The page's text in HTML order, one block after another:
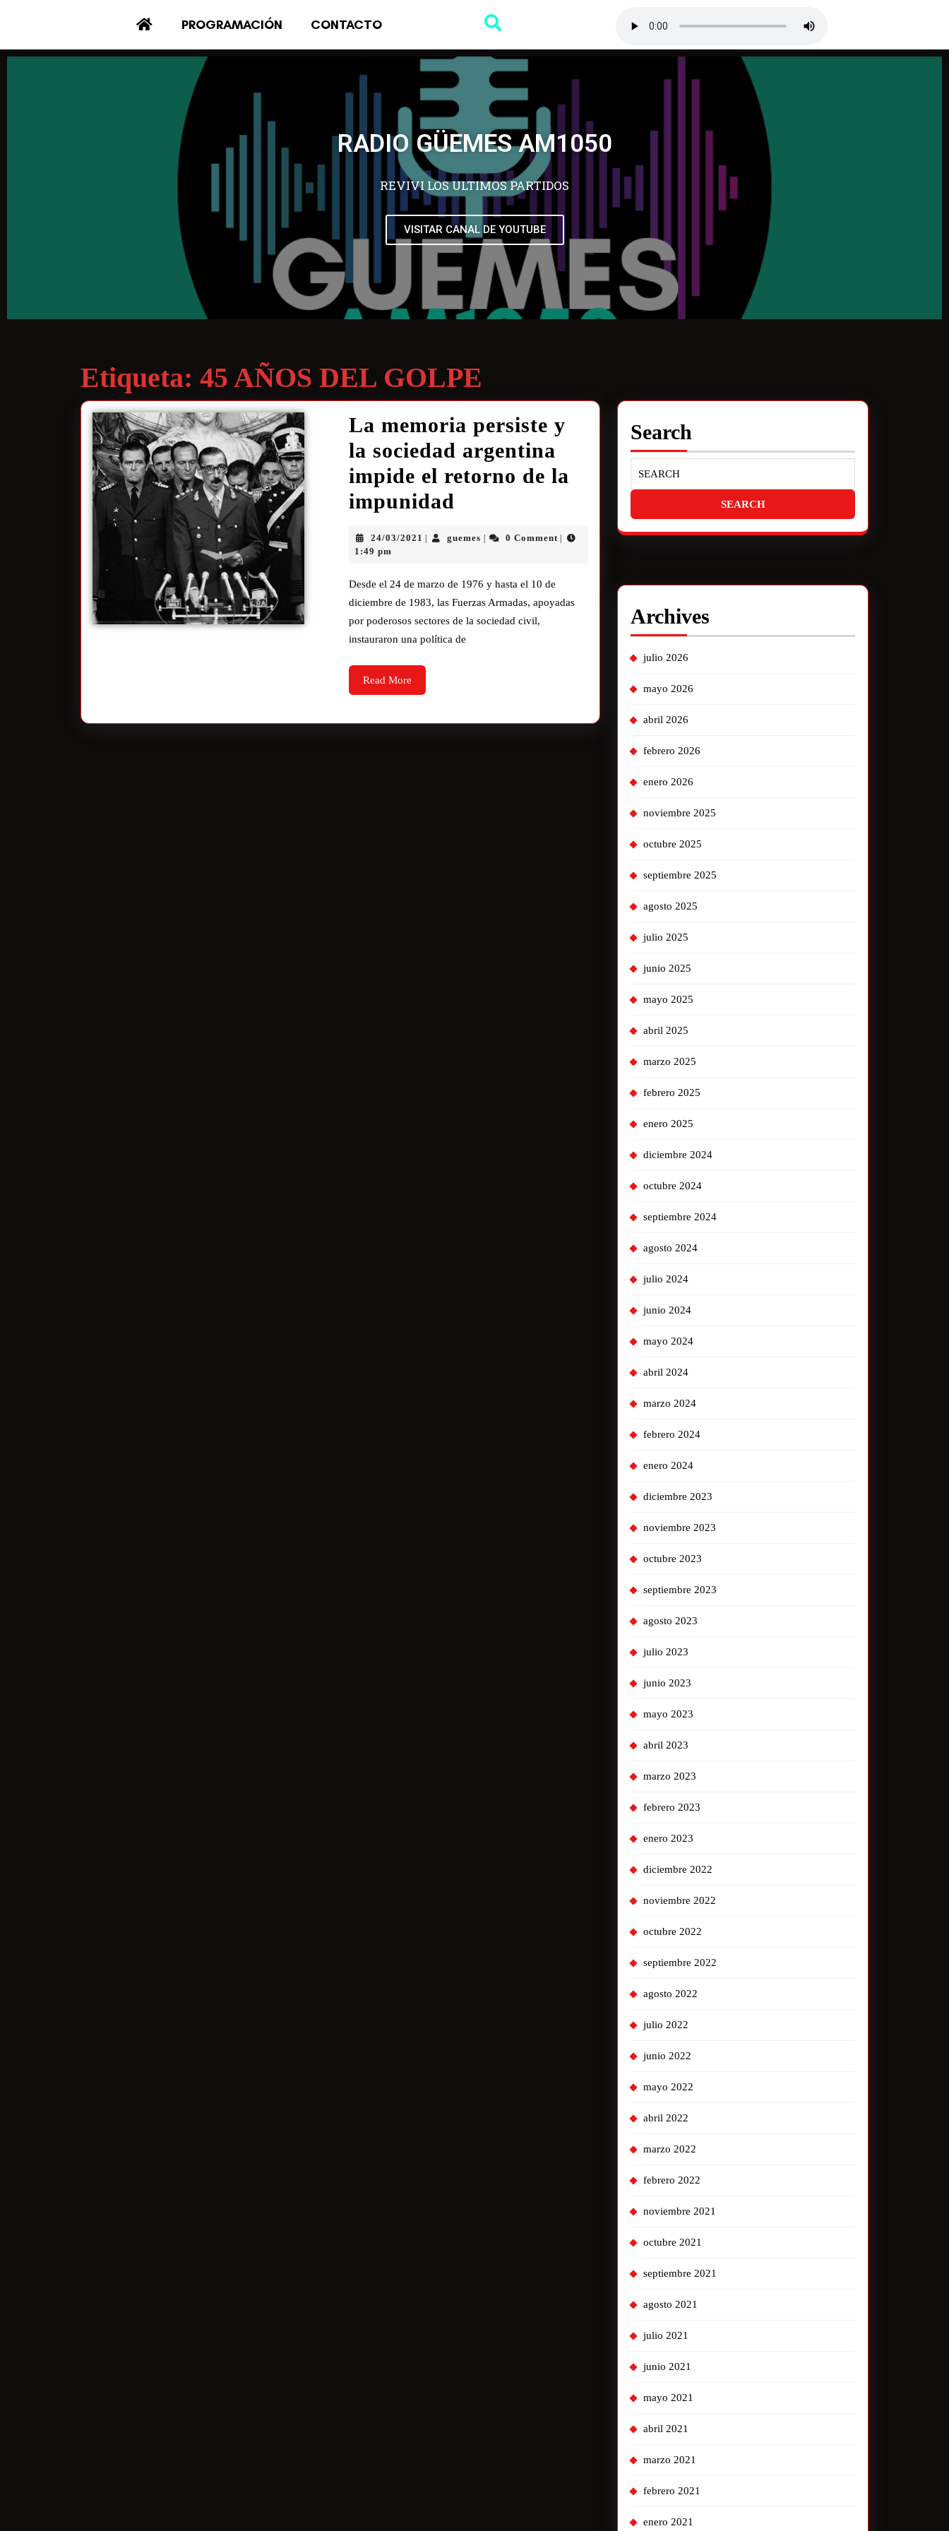
PROGRAMACIÓN CONTACTO
RADIO GÜEMES AM1050
REVIVI LOS ULTIMOS PARTIDOS
VISITAR CANAL DE YOUTUBE
Etiqueta: 45 AÑOS DEL GOLPE
La memoria persiste y
la sociedad argentina
impide el retorno de la
impunidad
24/03/2021 guemes 0 Comment
1:49 pm
Desde el 24 de marzo de 1976 y hasta el 10 de
diciembre de 1983, las Fuerzas Armadas, apoyadas
por poderosos sectores de la sociedad civil,
instauraron una política de
Read More
Search
Archives
julio 2026
mayo 2026
abril 2026
febrero 2026
enero 2026
noviembre 2025
octubre 2025
septiembre 2025
agosto 2025
julio 2025
junio 2025
mayo 2025
abril 2025
marzo 2025
febrero 2025
enero 2025
diciembre 2024
octubre 2024
septiembre 2024
agosto 2024
julio 2024
junio 2024
mayo 2024
abril 2024
marzo 2024
febrero 2024
enero 2024
diciembre 2023
noviembre 2023
octubre 2023
septiembre 2023
agosto 2023
julio 2023
junio 2023
mayo 2023
abril 2023
marzo 2023
febrero 2023
enero 2023
diciembre 2022
noviembre 2022
octubre 2022
septiembre 2022
agosto 2022
julio 2022
junio 2022
mayo 2022
abril 2022
marzo 2022
febrero 2022
noviembre 2021
octubre 2021
septiembre 2021
agosto 2021
julio 2021
junio 2021
mayo 2021
abril 2021
marzo 2021
febrero 2021
enero 2021